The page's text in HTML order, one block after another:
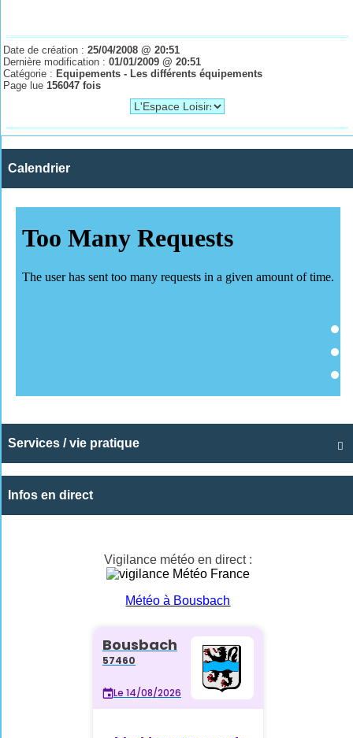
Date de création :25/04/2008 @ 20:51
Dernière modification :01/01/2009 @ 20:51
Catégorie : Equipements - Les différents équipements
Page lue 156047 fois
Calendrier

Services / vie pratique
Infos en direct
Vigilance météo en direct :
Météo à Bousbach